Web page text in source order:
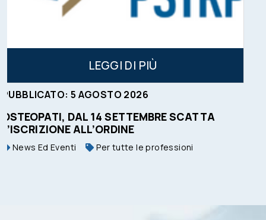
SCATTA
professioni
PUBBLICATO:
TSLB: AVVISO PUBBLICO
News Ed Eventi
Tecnico Sanitario di